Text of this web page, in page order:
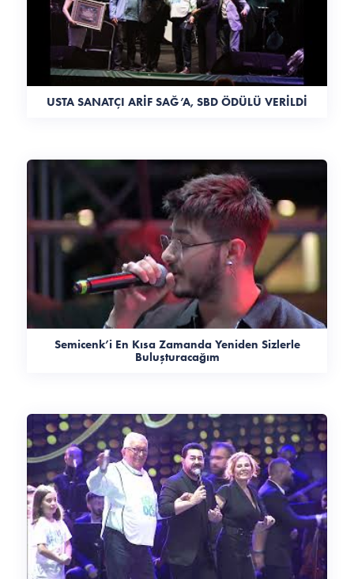
USTA SANATÇI ARİF SAĞ’A, SBD ÖDÜLÜ VERİLDİ
Semicenk’i En Kısa Zamanda Yeniden Sizlerle
Buluşturacağım